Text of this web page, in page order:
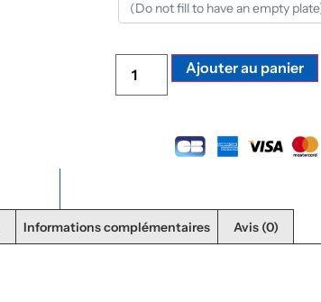
Ajouter au panier
Informations complémentaires Avis (0)